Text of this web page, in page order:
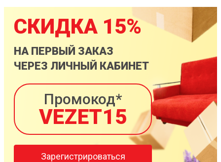
СКИДКА 15%
НА ПЕРВЫЙ ЗАКАЗ
ЧЕРЕЗ ЛИЧНЫЙ КАБИНЕТ
Промокод*
VEZET15
Зарегистрироваться